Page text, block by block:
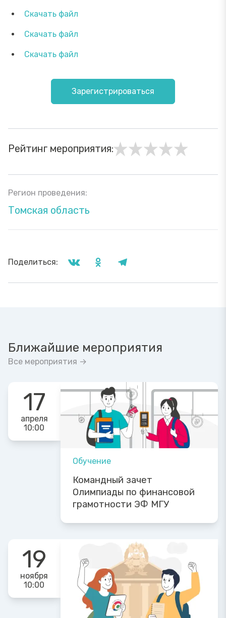
Скачать файл
Скачать файл
Скачать файл
Зарегистрироваться
Рейтинг мероприятия:
Регион проведения:
Томская область
Поделиться:
Ближайшие мероприятия
Все мероприятия →
17
апреля
10:00
Обучение
Командный зачет
Олимпиады по финансовой
грамотности ЭФ МГУ
19
ноября
10:00